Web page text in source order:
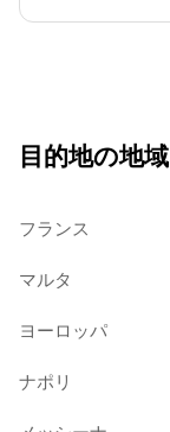
目的地の地域
フランス
マルタ
ヨーロッパ
ナポリ